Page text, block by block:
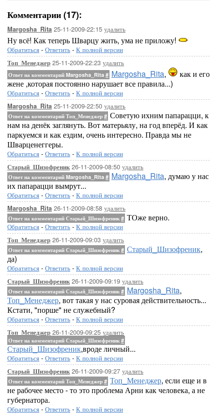
Комментарии (17):
Margosha_Rita 25-11-2009-22:15 удалить
Ну всё! Как теперь Шварцу жить, ума не приложу!
Обратиться - Ответить - К полной версии
Топ_Менеджер 25-11-2009-22:23 удалить
Ответ на комментарий Margosha_Rita # Margosha_Rita,
как и его
жене ,которая постоянно нарушает все правила...)
Обратиться - Ответить - К полной версии
Margosha_Rita 25-11-2009-22:50 удалить
Ответ на комментарий Топ_Менеджер # Советую ихним папарацци, к
нам на денёк заглянуть. Вот матерьялу, на год вперёд. И как
паркуемся и как ездим, очень интересно. Правда мы не
Шварценеггеры.
Обратиться - Ответить - К полной версии
Старый_Шизофреник26-11-2009-08:50 удалить
Ответ на комментарий Margosha_Rita # Margosha_Rita, думаю у нас
их папарацци вымрут...
Обратиться - Ответить - К полной версии
Margosha_Rita 26-11-2009-08:58 удалить
Ответ на комментарий Старый_Шизофреник # ТОже верно.
Обратиться - Ответить - К полной версии
Топ_Менеджер 26-11-2009-09:03 удалить
Ответ на комментарий Старый_Шизофреник # Старый_Шизофреник,
да)
Обратиться - Ответить - К полной версии
Старый_Шизофреник26-11-2009-09:19 удалить
Ответ на комментарий Старый_Шизофреник # Margosha_Rita,
Топ_Менеджер, вот такая у нас суровая действительность...
Кстати, "порше" не служебный?
Обратиться - Ответить - К полной версии
Топ_Менеджер 26-11-2009-09:25 удалить
Ответ на комментарий Старый_Шизофреник #
Старый_Шизофреник,вроде личный...
Обратиться - Ответить - К полной версии
Старый_Шизофреник26-11-2009-09:27 удалить
Ответ на комментарий Топ_Менеджер # Топ_Менеджер, если еще и в
не рабочее место - то это проблема Арни как человека, а не
губернатора.
Обратиться - Ответить - К полной версии